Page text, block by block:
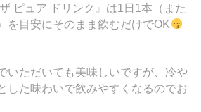
ピュア ドリンク』は1日1本（また
を目安にそのまま飲むだけでOK
いただいても美味しいですが、冷や
した味わいで飲みやすくなるのでお